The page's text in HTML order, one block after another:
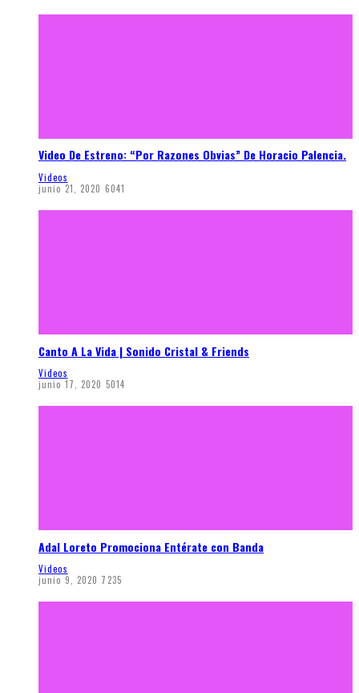
Video De Estreno: “Por Razones Obvias” De Horacio Palencia.
Videos
junio 21, 2020 6041
Canto A La Vida | Sonido Cristal & Friends
Videos
junio 17, 2020 5014
Adal Loreto Promociona Entérate con Banda
Videos
junio 9, 2020 7235